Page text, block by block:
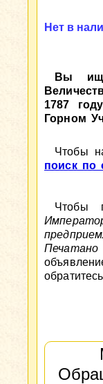
Нет в
Вы
1787
Горном
Чтобы
поиск по
Чтобы
обратитесь